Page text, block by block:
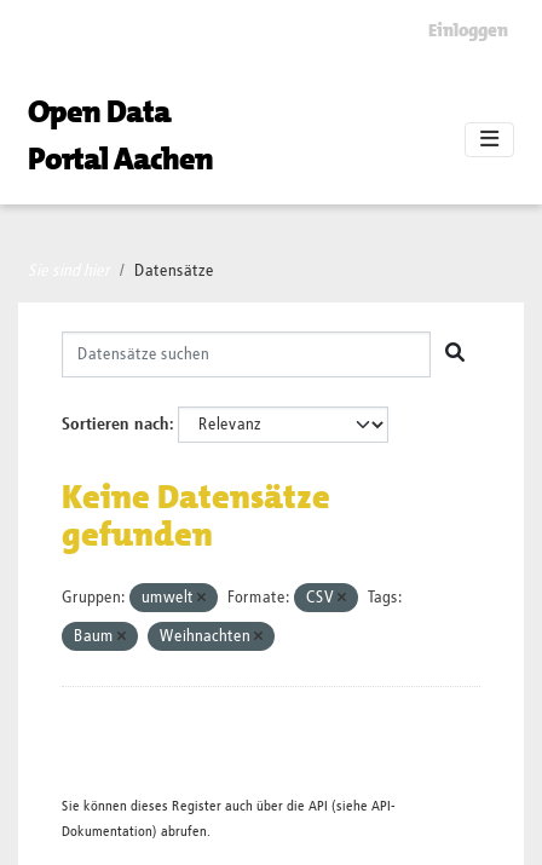
Einloggen
Open Data
Portal Aachen
Datensätze
Sortieren nach
Keine Datensätze
gefunden
Gruppen: umwelt Formate: CSV Tags:
Baum Weihnachten
Sie können dieses Register auch über die API (siehe API-
Dokumentation) abrufen.